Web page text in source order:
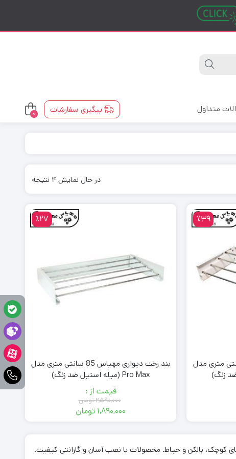
متداول پیگیری سفارشات 0
در حال نمایش 4 نتیجه
٪39
مهیاس 70 سانتی متری مدل
٪27
بند رخت دیواری مهیاس 85 سانتی متری مدل
Pro Max (میله استیل ضد زنگ)
قیمت از :
۲,۵۹۰,۰۰۰تومان
بود.
۱,۸۹۰,۰۰۰ تومان
کوچک، بالکن و حیاط. محصولات با نصب آسان و گارانتی کیفیت.